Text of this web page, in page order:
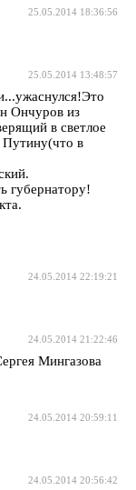
25.05.2014 18:36:56
25.05.2014 13:48:57
Ончуров из
в светлое
Путину(что в
губернатору!
24.05.2014 22:19:21
24.05.2014 21:22:46
Мингазова
24.05.2014 20:59:11
24.05.2014 20:56:42